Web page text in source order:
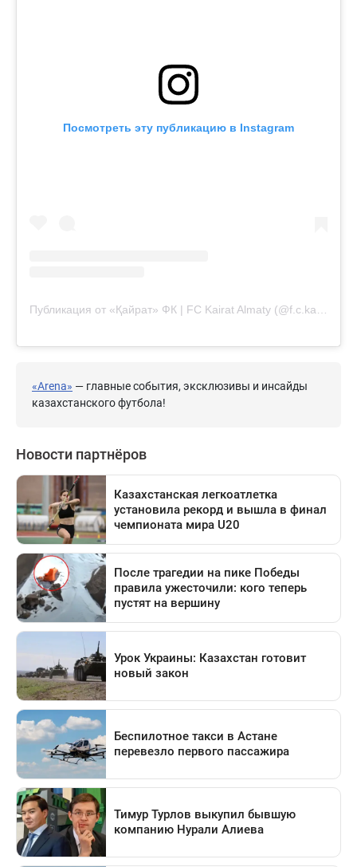
Посмотреть эту публикацию в Instagram
Публикация от «Қайрат» ФК | FC Kairat Almaty (@f.c.kairat)
«Arena» — главные события, эксклюзивы и инсайды
казахстанского футбола!